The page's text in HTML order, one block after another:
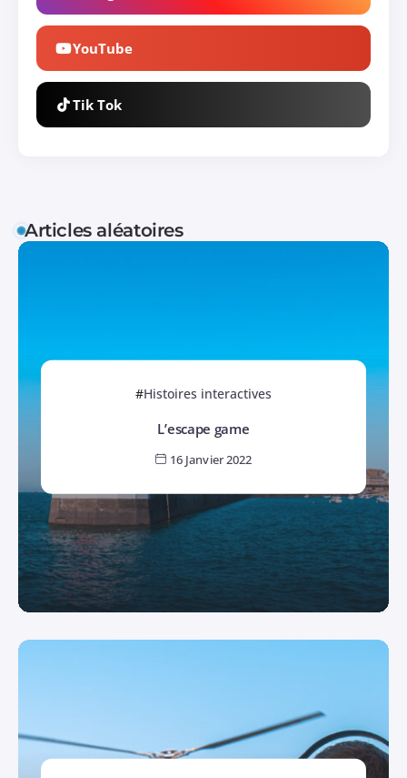
YouTube
Tik Tok
Articles aléatoires
Histoires interactives
L’escape game
16 Janvier 2022